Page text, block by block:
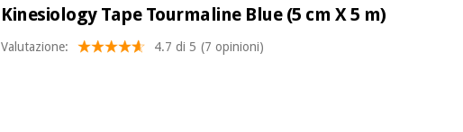
Kinesiology Tape Tourmaline Blue (5 cm X 5 m)
Valutazione: 4.7 di 5 (7 opinioni)